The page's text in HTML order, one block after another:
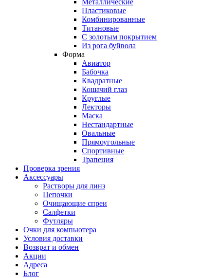
Металлические
Пластиковые
Комбинированные
Титановые
С золотым покрытием
Из рога буйвола
Форма
Авиатор
Бабочка
Квадратные
Кошачий глаз
Круглые
Лекторы
Маска
Нестандартные
Овальные
Прямоугольные
Спортивные
Трапеция
Проверка зрения
Аксессуары
Растворы для линз
Цепочки
Очищающие спреи
Салфетки
Футляры
Очки для компьютера
Условия доставки
Возврат и обмен
Акции
Адреса
Блог